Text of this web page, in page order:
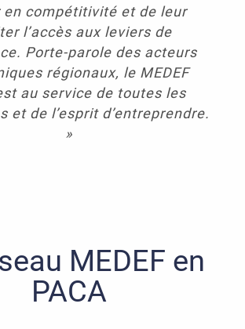
en compétitivité et de leur
l’accès aux leviers de
Porte-parole des acteurs
régionaux, le MEDEF
au service de toutes les
et de l’esprit d’entreprendre.
»
MEDEF en
PACA